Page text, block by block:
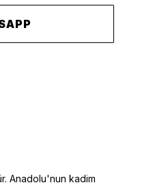
Anadolu'nun kadim